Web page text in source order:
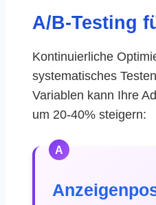
A/B-Testing
Kontinuierliche
systematisches
Variablen kann Ihre
um 20-40% steigern:
A